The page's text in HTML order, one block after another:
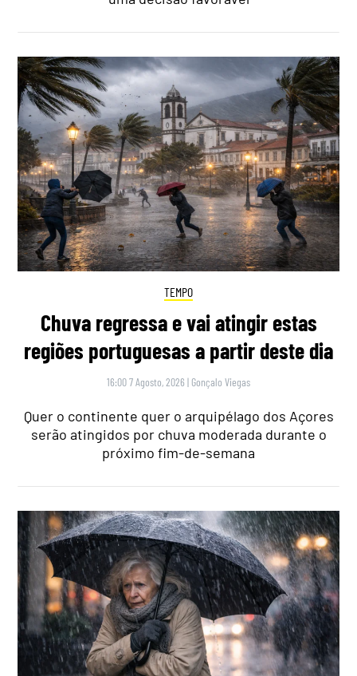
TEMPO
Chuva regressa e vai atingir estas
regiões portuguesas a partir deste dia
16:00 7 Agosto, 2026 | Gonçalo Viegas
Quer o continente quer o arquipélago dos Açores
serão atingidos por chuva moderada durante o
próximo fim-de-semana